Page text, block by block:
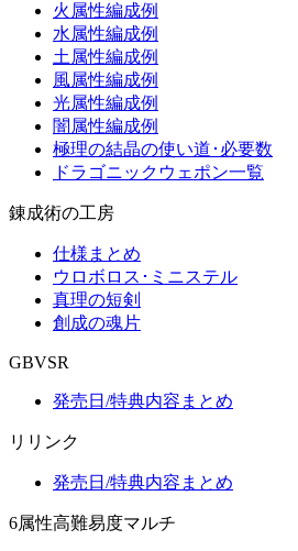
火属性編成例
水属性編成例
土属性編成例
風属性編成例
光属性編成例
闇属性編成例
極理の結晶の使い道･必要数
ドラゴニックウェポン一覧
錬成術の工房
仕様まとめ
ウロボロス･ミニステル
真理の短剣
創成の魂片
GBVSR
発売日/特典内容まとめ
リリンク
発売日/特典内容まとめ
6属性高難易度マルチ